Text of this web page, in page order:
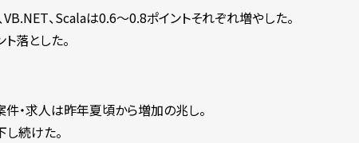
、Scalaは0.6～0.8ポイントそれぞれ増やした。
落とした。
・求人は昨年夏頃から増加の兆し。
続けた。